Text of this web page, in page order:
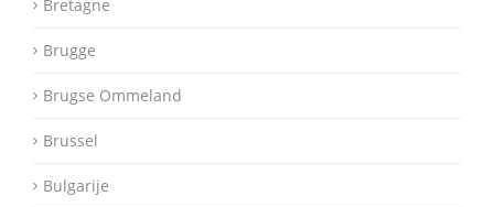
Bretagne
Brugge
Brugse Ommeland
Brussel
Bulgarije